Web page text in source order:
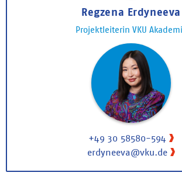
Regzena Erdyneeva
Projektleiterin VKU
+49 30 58580-594
erdyneeva@vku.de